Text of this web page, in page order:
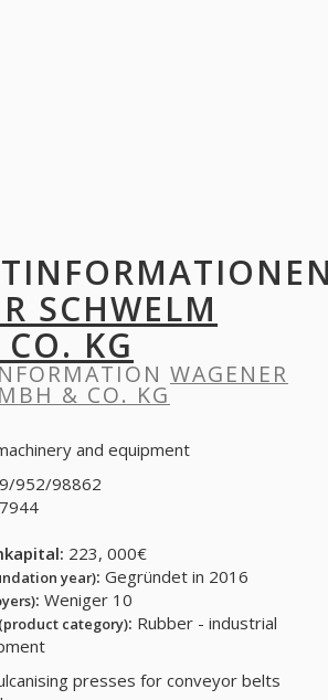
SCHWELM
KG
WAGENER
& CO. KG
and equipment
952/98862
223, 000€
year): Gegründet in 2016
: Weniger 10
(product category): Rubber - industrial
presses for conveyor belts